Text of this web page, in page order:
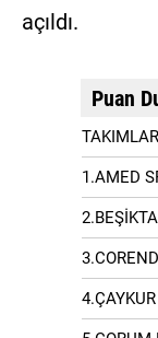
açıldı.
Puan
TAKIMLAR
1.AMED